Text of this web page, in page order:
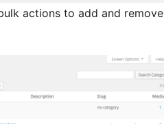
actions to add and remove